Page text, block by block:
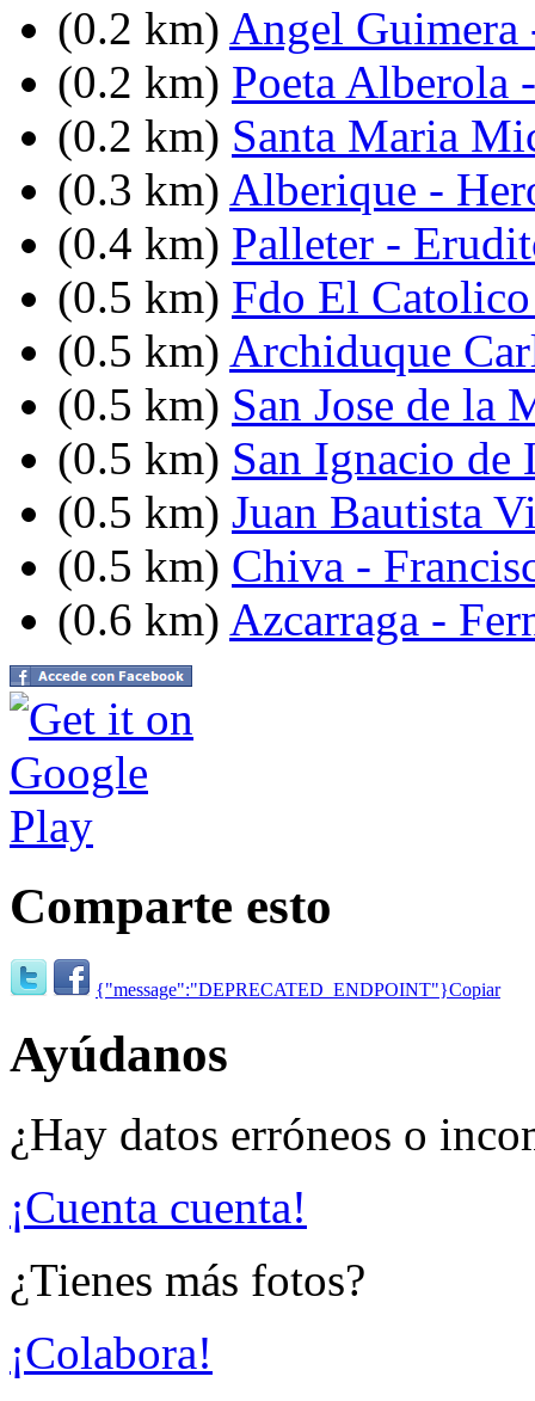
(0.2 km) Angel Guimera
(0.2 km) Poeta Alberola
(0.2 km) Santa Maria
(0.3 km) Alberique -
(0.4 km) Palleter -
(0.5 km) Fdo El
(0.5 km) Archiduque
(0.5 km) San Jose de la
(0.5 km) San Ignacio de
(0.5 km) Juan Bautista
(0.5 km) Chiva -
(0.6 km) Azcarraga -
Comparte esto
{"message":"DEPRECATED_ENDPOINT"}Copiar
Ayúdanos
¿Hay datos erróneos o
¡Cuenta cuenta!
¿Tienes más fotos?
¡Colabora!